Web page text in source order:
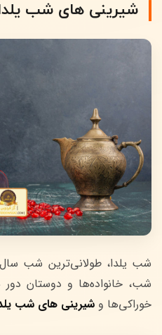
شیرینی های شب
شب یلدا، طولانی‌ترین شب
شب، خانواده‌ها و دوستان
خوراکی‌ها و شیرینی های شب